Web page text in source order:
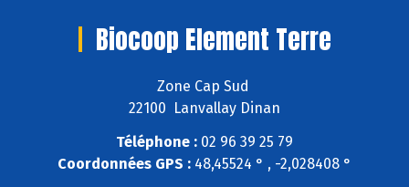
Biocoop Element Terre
Zone Cap Sud
22100 Lanvallay Dinan
Téléphone : 02 96 39 25 79
Coordonnées GPS : 48,45524 ° , -2,028408 °